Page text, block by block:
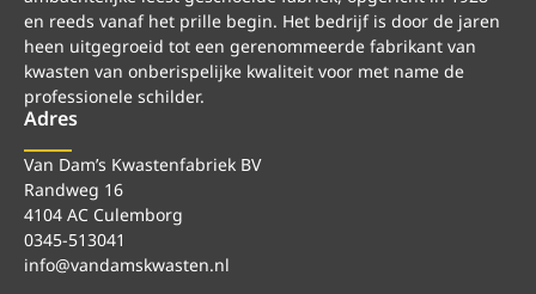
en reeds vanaf het prille begin. Het bedrijf is door de jaren
heen uitgegroeid tot een gerenommeerde fabrikant van
kwasten van onberispelijke kwaliteit voor met name de
professionele schilder.
Adres
Van Dam’s Kwastenfabriek BV
Randweg 16
4104 AC Culemborg
0345-513041
info@vandamskwasten.nl